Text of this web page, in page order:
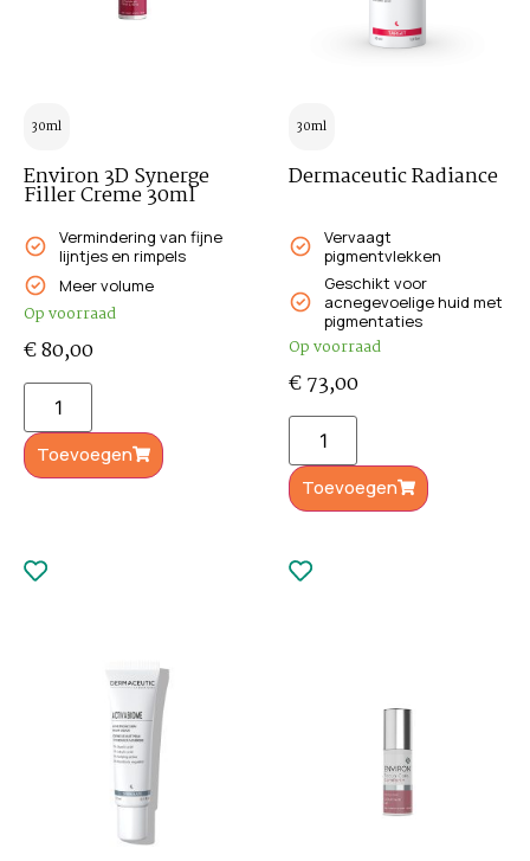
30ml
Environ 3D Synerge
Filler Creme 30ml
Vermindering van fijne
lijntjes en rimpels
Meer volume
Op voorraad
€80,00
Toevoegen
30ml
Dermaceutic Radiance
Vervaagt
pigmentvlekken
Geschikt voor
acnegevoelige huid met
pigmentaties
Op voorraad
€73,00
Toevoegen